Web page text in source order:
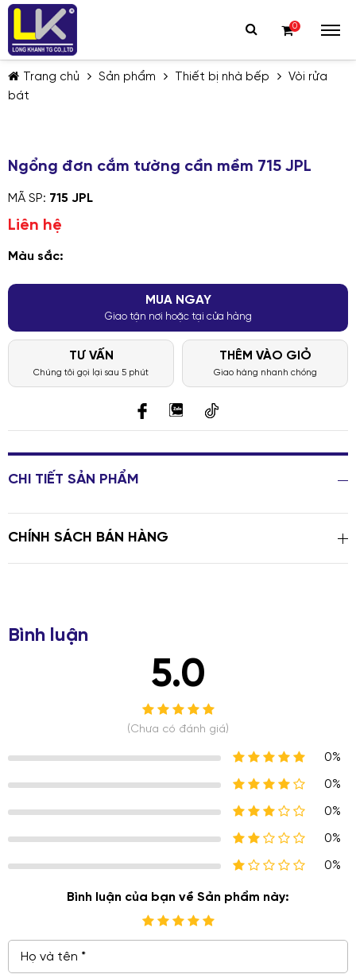
0
Trang chủ Sản phẩm Thiết bị nhà bếp
Vòi rửa
bát
Ngổng đơn cắm tường cần mềm 715 JPL
MÃ SP: 715 JPL
Liên hệ
Màu sắc:
MUA NGAY
Giao tận nơi hoặc tại cửa hàng
TƯ VẤN
Chúng tôi gọi lại sau 5 phút
THÊM VÀO GIỎ
Giao hàng nhanh chóng
CHI TIẾT SẢN PHẨM
CHÍNH SÁCH BÁN HÀNG
Bình luận
5.0
(Chưa có đánh giá)
0%
0%
0%
0%
0%
Bình luận của bạn về Sản phẩm này: